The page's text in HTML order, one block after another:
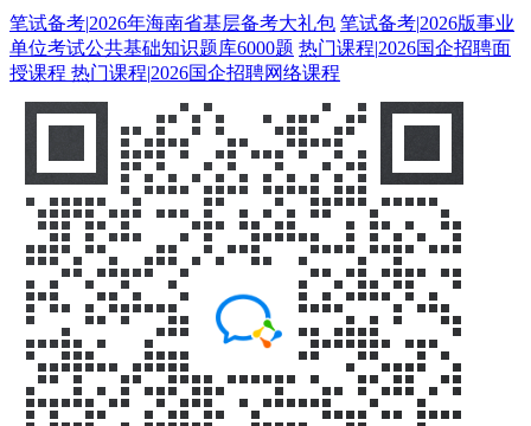
笔试备考|2026年海南省基层备考大礼包 笔试备考|2026版事业
单位考试公共基础知识题库6000题 热门课程|2026国企招聘面
授课程 热门课程|2026国企招聘网络课程